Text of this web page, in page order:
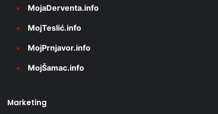
MojaDerventa.info
MojTeslić.info
MojPrnjavor.info
MojŠamac.info
Marketing